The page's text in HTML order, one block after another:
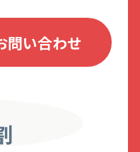
ホーム
問い合わせ
③